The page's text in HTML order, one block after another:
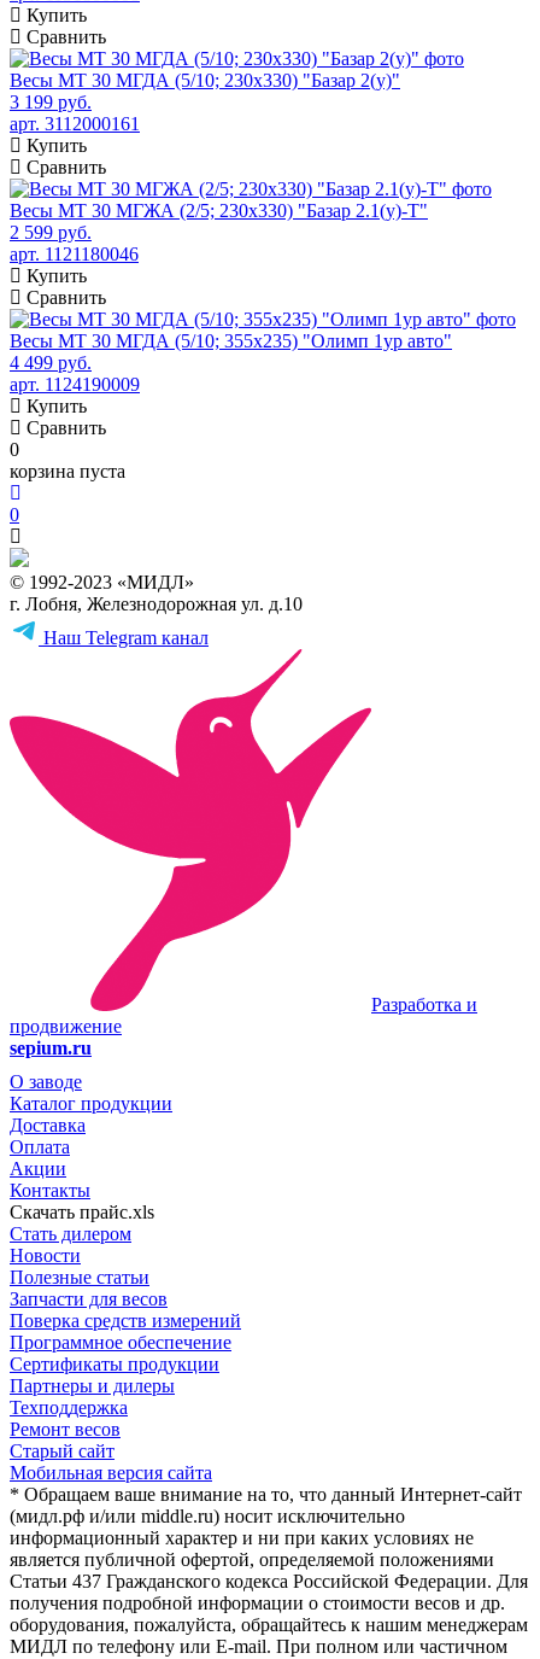
Купить
Сравнить
Весы МТ 30 МГДА (5/10; 230х330) "Базар 2(у)"
3 199 руб.
арт. 3112000161
Купить
Сравнить
Весы МТ 30 МГЖА (2/5; 230х330) "Базар 2.1(у)-Т"
2 599 руб.
арт. 1121180046
Купить
Сравнить
Весы МТ 30 МГДА (5/10; 355х235) "Олимп 1ур авто"
4 499 руб.
арт. 1124190009
Купить
Сравнить
0
корзина пуста
0
© 1992-2023 «МИДЛ»
г. Лобня, Железнодорожная ул. д.10
Наш Telegram канал
Разработка и
продвижение
sepium.ru
О заводе
Каталог продукции
Доставка
Оплата
Акции
Контакты
Скачать прайс.xls
Стать дилером
Новости
Полезные статьи
Запчасти для весов
Поверка средств измерений
Программное обеспечение
Сертификаты продукции
Партнеры и дилеры
Техподдержка
Ремонт весов
Старый сайт
Мобильная версия сайта
* Обращаем ваше внимание на то, что данный Интернет-сайт
(мидл.рф и/или middle.ru) носит исключительно
информационный характер и ни при каких условиях не
является публичной офертой, определяемой положениями
Статьи 437 Гражданского кодекса Российской Федерации. Для
получения подробной информации о стоимости весов и др.
оборудования, пожалуйста, обращайтесь к нашим менеджерам
МИДЛ по телефону или E-mail. При полном или частичном